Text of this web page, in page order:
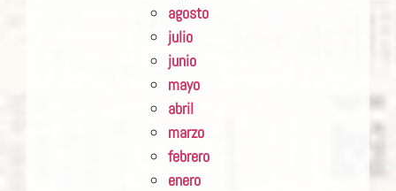
agosto
julio
junio
mayo
abril
marzo
febrero
enero